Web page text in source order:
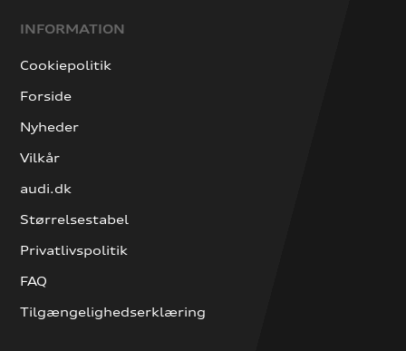
INFORMATION
Cookiepolitik
Forside
Nyheder
Vilkår
audi.dk
Størrelsestabel
Privatlivspolitik
FAQ
Tilgængelighedserklæring